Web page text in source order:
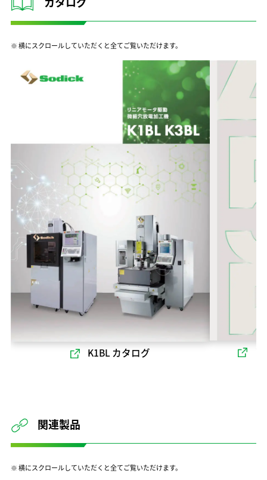
※ 横にスクロールしていただくと全てご覧いただけます。
K1BL カタログ
関連製品
※ 横にスクロールしていただくと全てご覧いただけます。